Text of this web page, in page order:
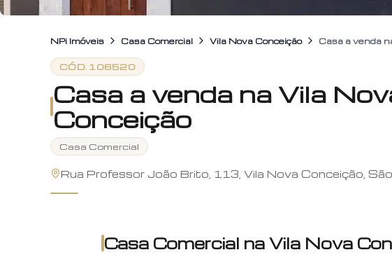
NPi Imóveis Casa Comercial Vila Nova Conceição Casa a venda
CÓD. 106520
Casa a venda na Vila
Conceição
Casa Comercial
Rua Professor João Brito, 113, Vila Nova Conceição,
Casa Comercial na Vila Nova